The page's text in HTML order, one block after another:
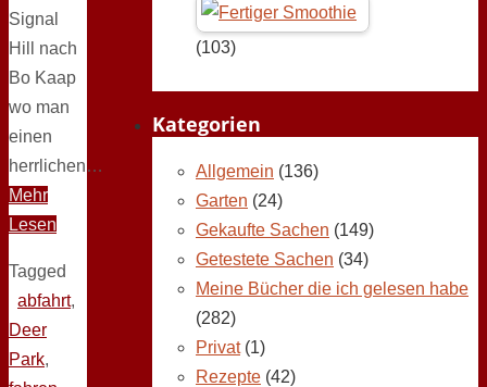
Signal
Hill nach
Bo Kaap
wo man
einen
herrlichen…
Mehr
Lesen
Tagged
abfahrt,
Deer
Park,
(103)
Kategorien
Allgemein (136)
Garten (24)
Gekaufte Sachen (149)
Getestete Sachen (34)
Meine Bücher die ich gelesen habe
(282)
Privat(1)
Rezepte (42)